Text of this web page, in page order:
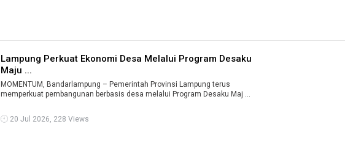
Lampung Perkuat Ekonomi Desa Melalui Program Desaku
Maju ...
MOMENTUM, Bandarlampung – Pemerintah Provinsi Lampung terus
memperkuat pembangunan berbasis desa melalui Program Desaku Maj ...
20 Jul 2026, 228 Views